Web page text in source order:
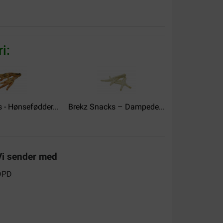
Værdi for pengene:
Niet te groot en niet te hard.
- Hønsefødder... Brekz Snacks – Dampede...
sender med